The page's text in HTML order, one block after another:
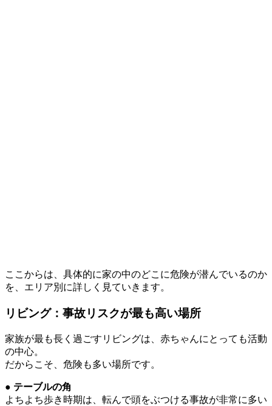
ここからは、具体的に家の中のどこに危険が潜んでいるのか
を、エリア別に詳しく見ていきます。
リビング：事故リスクが最も高い場所
家族が最も長く過ごすリビングは、赤ちゃんにとっても活動
の中心。
だからこそ、危険も多い場所です。
● テーブルの角
よちよち歩き時期は、転んで頭をぶつける事故が非常に多い